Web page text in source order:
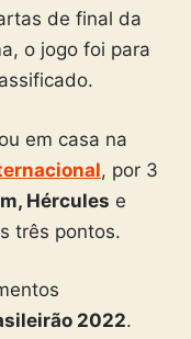
de final da
o jogo foi para
em casa na
, por 3
Hércules e
três pontos.
2022.